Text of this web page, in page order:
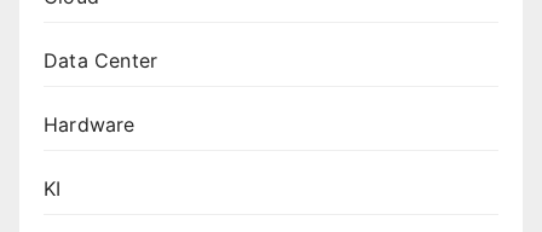
Data Center
Hardware
KI